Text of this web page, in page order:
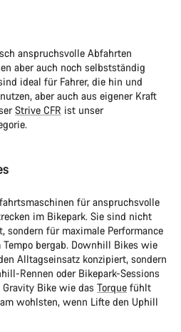
anspruchsvolle Abfahrten
aber auch noch selbstständig
ideal für Fahrer, die hin und
aber auch aus eigener Kraft
Strive CFR ist unser
für anspruchsvolle
im Bikepark. Sie sind nicht
sondern für maximale Performance
bergab. Downhill Bikes wie
Alltagseinsatz konzipiert, sondern
Rennen oder Bikepark-Sessions
Bike wie das Torque fühlt
wohlsten, wenn Lifte den Uphill